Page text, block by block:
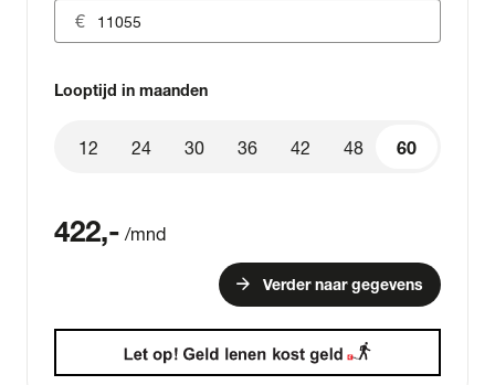
Looptijd in maanden
60
12 24 30 36 42 48 60
422,- /mnd
arrow_forward Verder naar gegevens